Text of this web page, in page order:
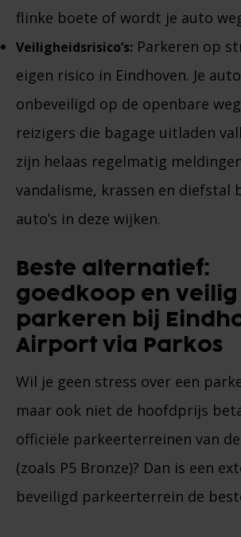
flinke boete of wordt je auto
Veiligheidsrisico’s: Parkeren op
eigen risico in Eindhoven. Je
onbeveiligd op de openbare
reizigers die bagage uitladen
zijn helaas regelmatig
vandalisme, krassen en diefstal
auto’s in deze wijken.
Beste alternatief:
goedkoop en veilig
parkeren bij
Airport via Parkos
Wil je geen stress over een
maar ook niet de hoofdprijs
officiële parkeerterreinen van
(zoals P5 Bronze)? Dan is een
beveiligd parkeerterrein de